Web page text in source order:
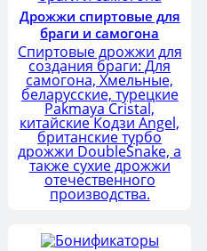
Дрожжи спиртовые для
браги и самогона
Спиртовые дрожжи для
создания браги: Для
самогона, Хмельные,
беларусские, турецкие
Pakmaya Cristal,
китайские Кодзи Angel,
британские турбо
дрожжи DoubleSnake, а
также сухие дрожжи
отечественного
производства.